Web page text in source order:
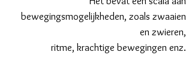
bewegingsmogelijkheden, zoals zwaaien
en zwieren,
ritme, krachtige bewegingen enz.